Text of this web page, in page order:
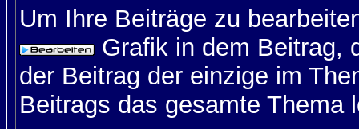
Um Ihre Beiträge zu
Grafik in dem Beitrag,
der Beitrag der einzige im
Beitrags das gesamte Thema